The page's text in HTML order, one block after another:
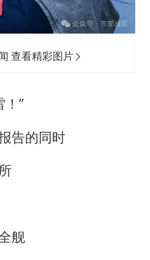
查看精彩图片
！”
告的同时
舰